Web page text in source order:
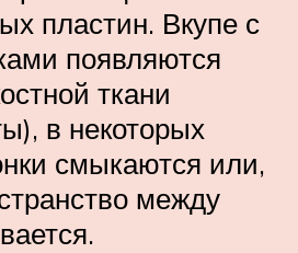
пластин. Вкупе с
появляются
ткани
в некоторых
смыкаются или,
между